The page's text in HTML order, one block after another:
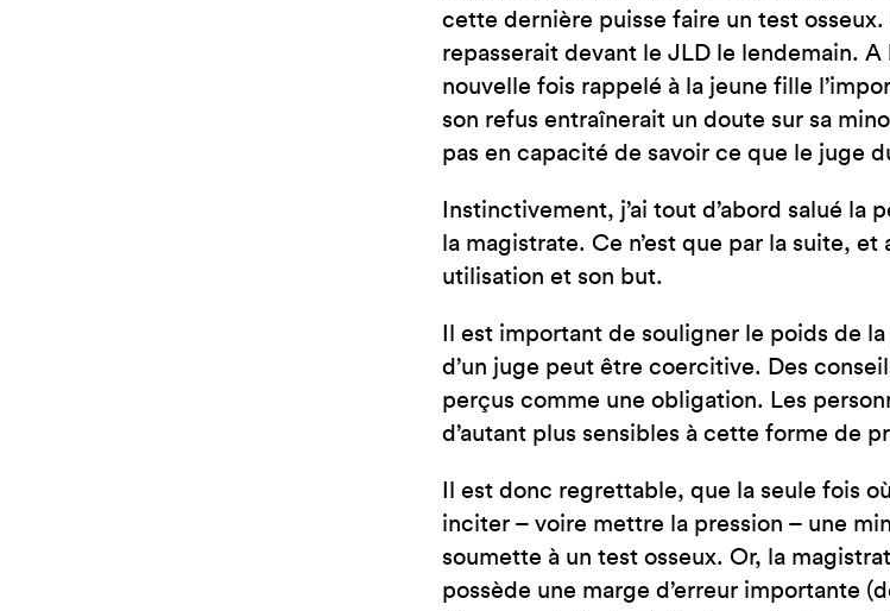
cette dernière puisse faire un test
repasserait devant le JLD le lendemain.
nouvelle fois rappelé à la jeune fille
son refus entraînerait un doute sur sa
pas en capacité de savoir ce que le juge
Instinctivement, j’ai tout d’abord salué
la magistrate. Ce n’est que par la suite,
utilisation et son but.
Il est important de souligner le poids de
d’un juge peut être coercitive. Des
perçus comme une obligation. Les
d’autant plus sensibles à cette forme de
Il est donc regrettable, que la seule fois
inciter – voire mettre la pression – une
soumette à un test osseux. Or, la
possède une marge d’erreur importante